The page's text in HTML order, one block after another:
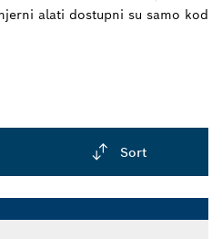
alati dostupni su samo kod
Sort
closed